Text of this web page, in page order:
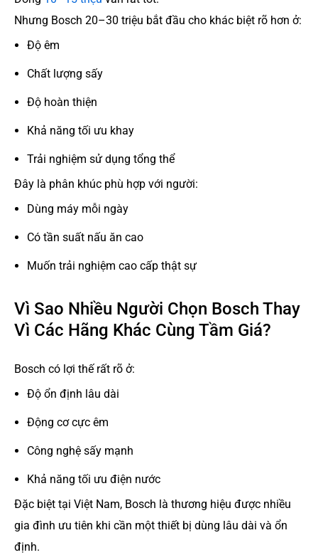
Nhưng Bosch 20–30 triệu bắt đầu cho khác biệt rõ hơn ở:
Độ êm
Chất lượng sấy
Độ hoàn thiện
Khả năng tối ưu khay
Trải nghiệm sử dụng tổng thể
Đây là phân khúc phù hợp với người:
Dùng máy mỗi ngày
Có tần suất nấu ăn cao
Muốn trải nghiệm cao cấp thật sự
Vì Sao Nhiều Người Chọn Bosch Thay
Vì Các Hãng Khác Cùng Tầm Giá?
Bosch có lợi thế rất rõ ở:
Độ ổn định lâu dài
Động cơ cực êm
Công nghệ sấy mạnh
Khả năng tối ưu điện nước
Đặc biệt tại Việt Nam, Bosch là thương hiệu được nhiều
gia đình ưu tiên khi cần một thiết bị dùng lâu dài và ổn
định.